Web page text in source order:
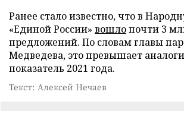
Ранее стало известно, что в
«Единой России» вошлопочти 3
предложений. По словам главы
Медведева, это превышает
показатель 2021 года.
Текст: Алексей Нечаев